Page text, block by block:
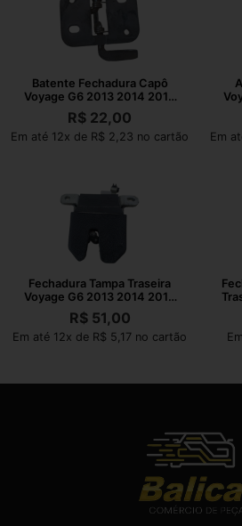
Batente Fechadura Capô
Voyage G6 2013 2014 2015
2016
R$ 22,00
Em até 12x de R$ 2,23 no cartão Em
Fechadura Tampa Traseira
Voyage G6 2013 2014 2015
2016
R$51,00
Em até 12x de R$ 5,17 no cartão